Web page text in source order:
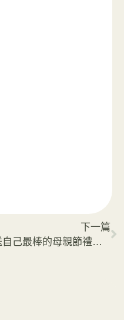
下一篇
送自己最棒的母親節禮物：鳳凰電波